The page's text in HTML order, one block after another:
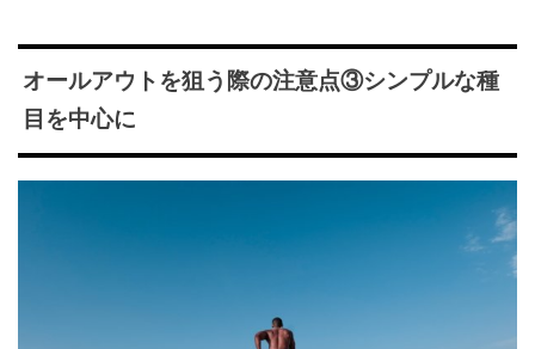
オールアウトを狙う際の注意点③シンプルな種
目を中心に